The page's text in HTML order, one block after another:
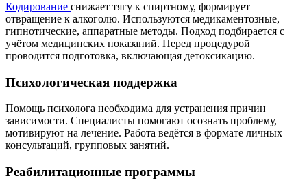
Кодирование снижает тягу к спиртному, формирует
отвращение к алкоголю. Используются медикаментозные,
гипнотические, аппаратные методы. Подход подбирается с
учётом медицинских показаний. Перед процедурой
проводится подготовка, включающая детоксикацию.
Психологическая поддержка
Помощь психолога необходима для устранения причин
зависимости. Специалисты помогают осознать проблему,
мотивируют на лечение. Работа ведётся в формате личных
консультаций, групповых занятий.
Реабилитационные программы